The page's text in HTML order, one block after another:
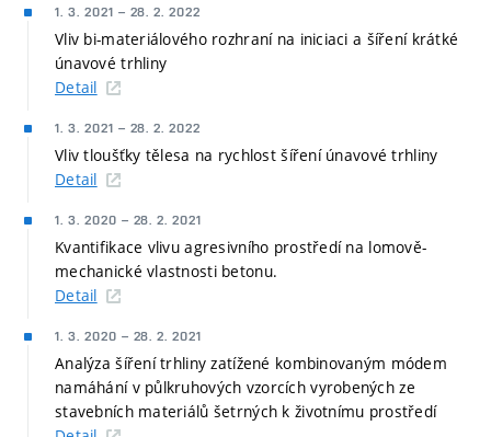
1. 3. 2021 – 28. 2. 2022
Vliv bi-materiálového rozhraní na iniciaci a šíření krátké
únavové trhliny
Detail
1. 3. 2021 – 28. 2. 2022
Vliv tloušťky tělesa na rychlost šíření únavové trhliny
Detail
1. 3. 2020 – 28. 2. 2021
Kvantifikace vlivu agresivního prostředí na lomově-
mechanické vlastnosti betonu.
Detail
1. 3. 2020 – 28. 2. 2021
Analýza šíření trhliny zatížené kombinovaným módem
namáhání v půlkruhových vzorcích vyrobených ze
stavebních materiálů šetrných k životnímu prostředí